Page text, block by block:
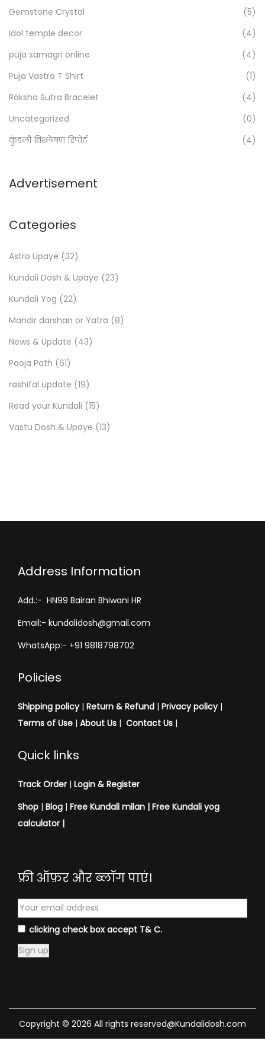
r
:
>
Gemstone Crystal
(5)
Idol temple decor
(4)
puja samagri online
(4)
Puja Vastra T Shirt
(1)
Raksha Sutra Bracelet
(4)
Uncategorized
(0)
कुंडली विश्लेषण रिपोर्ट
(4)
Advertisement
Categories
Astro Upaye (32)
Kundali Dosh & Upaye (23)
Kundali Yog (22)
Mandir darshan or Yatra (8)
News & Update (43)
Pooja Path (61)
rashifal update (19)
Read your Kundali (15)
Vastu Dosh & Upaye (13)
Address Information
Add.:- HN99 Bairan Bhiwani HR
Email:- kundalidosh@gmail.com
WhatsApp:- +91 9818798702
Policies
Shipping policy| Return & Refund | Privacy policy|
Terms of Use | About Us | Contact Us |
Quick links
Track Order | Login & Register
Shop | Blog | Free Kundali milan | Free Kundali yog
calculator |
फ्री ऑफ़र और ब्लॉग पाएं।
clicking check box accept T& C.
Copyright © 2026 All rights reserved@Kundalidosh.com